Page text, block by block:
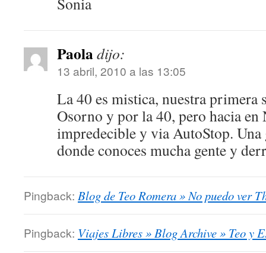
Paoladijo:
13 abril, 2010 a las 13:05
La 40 es mistica, nuestra primera
Osorno y por la 40, pero hacia en
impredecible y via AutoStop. Una
donde conoces mucha gente y
Pingback: Blog de Teo Romera » No puedo ver
Pingback: Viajes Libres » Blog Archive » Teo y